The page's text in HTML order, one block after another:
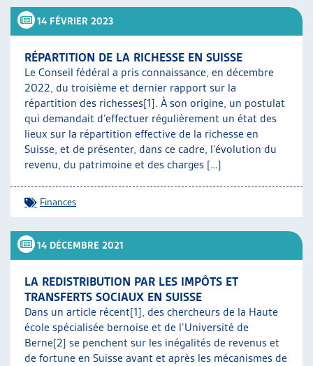
14 FÉVRIER 2023
RÉPARTITION DE LA RICHESSE EN SUISSE
Le Conseil fédéral a pris connaissance, en décembre
2022, du troisième et dernier rapport sur la
répartition des richesses[1]. À son origine, un postulat
qui demandait d’effectuer régulièrement un état des
lieux sur la répartition effective de la richesse en
Suisse, et de présenter, dans ce cadre, l’évolution du
revenu, du patrimoine et des charges […]
Finances
14 DÉCEMBRE 2021
LA REDISTRIBUTION PAR LES IMPÔTS ET
TRANSFERTS SOCIAUX EN SUISSE
Dans un article récent[1], des chercheurs de la Haute
école spécialisée bernoise et de l’Université de
Berne[2] se penchent sur les inégalités de revenus et
de fortune en Suisse avant et après les mécanismes de